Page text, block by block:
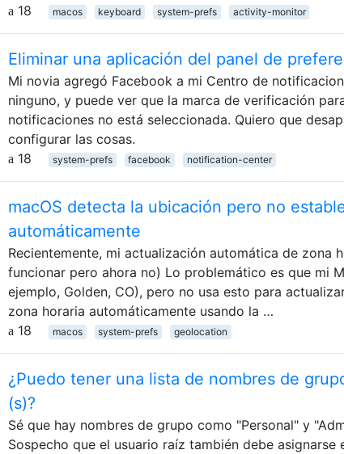
18
macos keyboard system-prefs activity-monitor
Eliminar una aplicación del panel de
Mi novia agregó Facebook a mi Centro de
ninguno, y puede ver que la marca de verificación
notificaciones no está seleccionada. Quiero que
configurar las cosas.
18
system-prefs facebook notification-center
macOS detecta la ubicación pero no
automáticamente
Recientemente, mi actualización automática de zona
funcionar pero ahora no) Lo problemático es que mi
ejemplo, Golden, CO), pero no usa esto para
zona horaria automáticamente usando la …
18
macos system-prefs geolocation
¿Puedo tener una lista de nombres de
(s)?
Sé que hay nombres de grupo como "Personal" y
Sospecho que el usuario raíz también debe asignarse